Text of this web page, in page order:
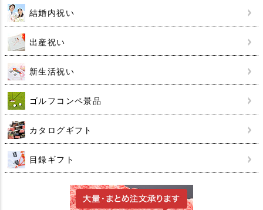
結婚内祝い
出産祝い
新生活祝い
ゴルフコンペ景品
カタログギフト
目録ギフト